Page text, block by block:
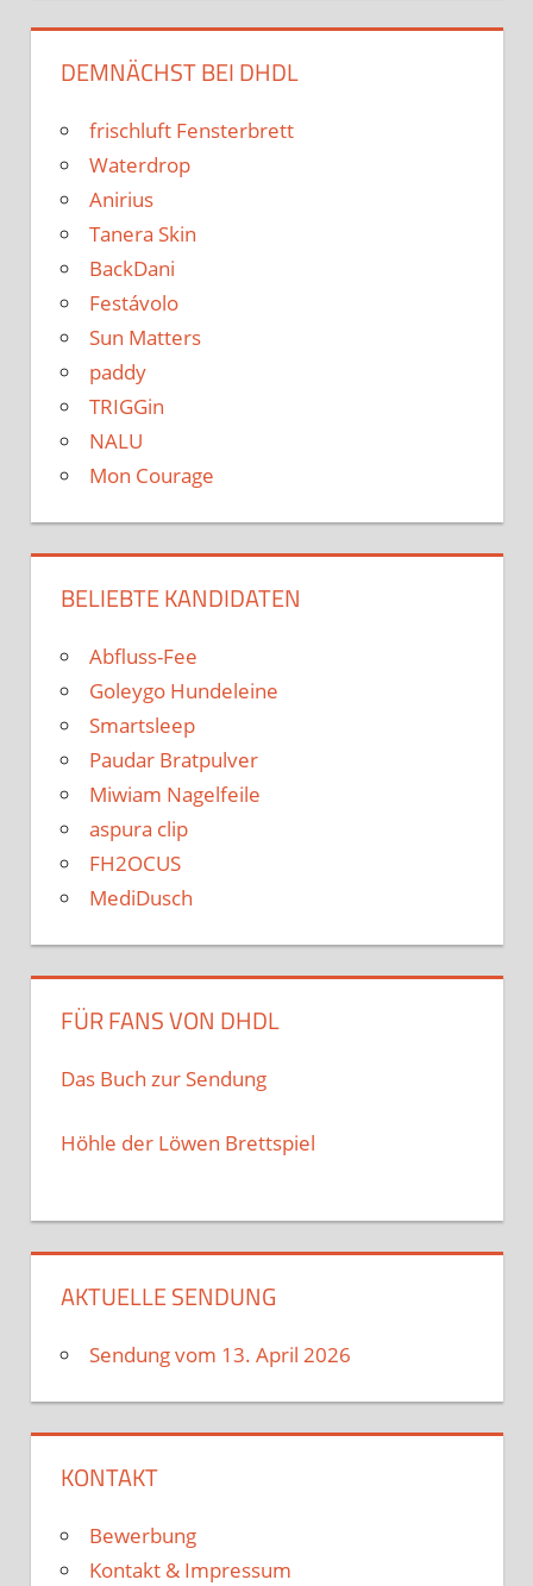
DEMNÄCHST BEI DHDL
frischluft Fensterbrett
Waterdrop
Anirius
Tanera Skin
BackDani
Festávolo
Sun Matters
paddy
TRIGGin
NALU
Mon Courage
BELIEBTE KANDIDATEN
Abfluss-Fee
Goleygo Hundeleine
Smartsleep
Paudar Bratpulver
Miwiam Nagelfeile
aspura clip
FH2OCUS
MediDusch
FÜR FANS VON DHDL
Das Buch zur Sendung
Höhle der Löwen Brettspiel
AKTUELLE SENDUNG
Sendung vom 13. April 2026
KONTAKT
Bewerbung
Kontakt & Impressum